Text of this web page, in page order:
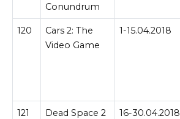
Conundrum
120
Cars 2: The
Video Game
1-15.04.2018
121 Dead Space 2 16-30.04.2018